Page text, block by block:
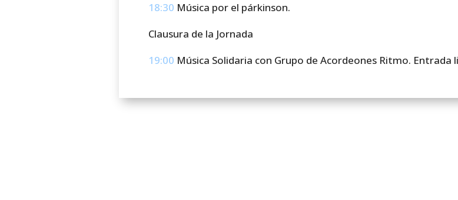
18:30 Música por el párkinson.
Clausura de la Jornada
19:00 Música Solidaria con Grupo de Acordeones Ritmo.